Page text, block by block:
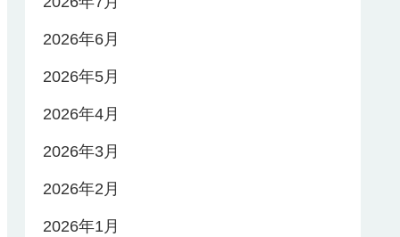
2026年6月
2026年5月
2026年4月
2026年3月
2026年2月
2026年1月